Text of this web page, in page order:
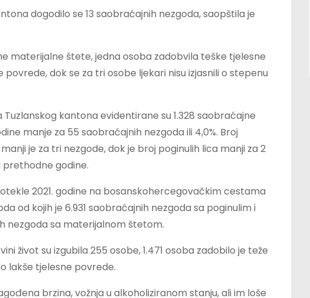
dogodilo se 13 saobraćajnih nezgoda, saopštila je
materijalne štete, jedna osoba zadobvila teške tjelesne
dok se za tri osobe ljekari nisu izjasnili o stepenu
kantona evidentirane su 1.328 saobraćajne
manje za 55 saobraćajnih nezgoda ili 4,0%. Broj
je za tri nezgode, dok je broj poginulih lica manji za 2
prethodne godine.
2021. godine na bosanskohercegovačkim cestama
od kojih je 6.931 saobraćajnih nezgoda sa poginulim i
nezgoda sa materijalnom štetom.
život su izgubila 255 osobe, 1.471 osoba zadobilo je teže
lakše tjelesne povrede.
brzina, vožnja u alkoholiziranom stanju, ali im loše